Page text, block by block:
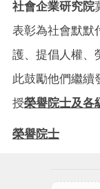
社會企業研究院
表彰為社會默默
護、提倡人權、
此鼓勵他們繼續
授榮譽院士及各
榮譽院士